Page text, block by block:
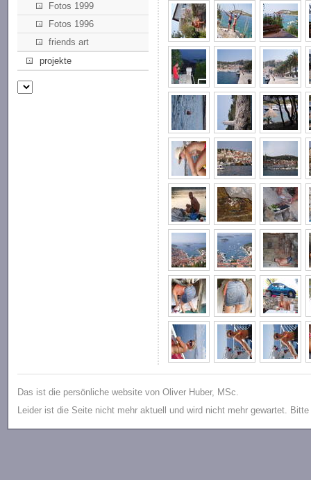
Fotos 1999
Fotos 1996
friends art
projekte
Das ist die persönliche website von Oliver Huber, MSc.
Leider ist die Seite nicht mehr aktuell und wird nicht mehr gewartet.